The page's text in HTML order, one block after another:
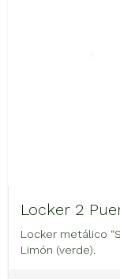
Locker 2
Locker metálico
Limón (verde).